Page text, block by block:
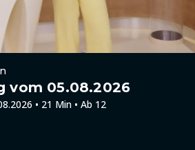
vom 05.08.2026
• 21 Min • Ab 12